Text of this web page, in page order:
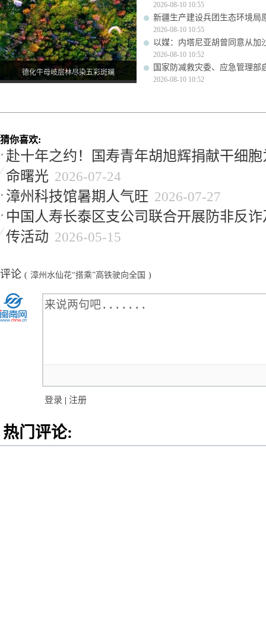
德化牛母岐层林尽染五彩斑斓
2026-08-10 10:55
新疆生产建设兵团生态环境局
2026-08-10 10:55
以媒：内塔尼亚胡曾同意从加
2026-08-10 10:52
国家防减救灾委、应急管理部
2026-08-10 10:52
猜你喜欢:
赴十年之约！国寿青年胡旭辉捐献干细
命曙光 2026-07-24
漳州科技馆暑期人气旺 2026-07-27
中国人寿长泰区支公司联合开展防非反
传活动 2026-05-15
评论 ( 漳州水仙花“搭乘”高铁驶向全国 )
登录 | 注册
热门评论: